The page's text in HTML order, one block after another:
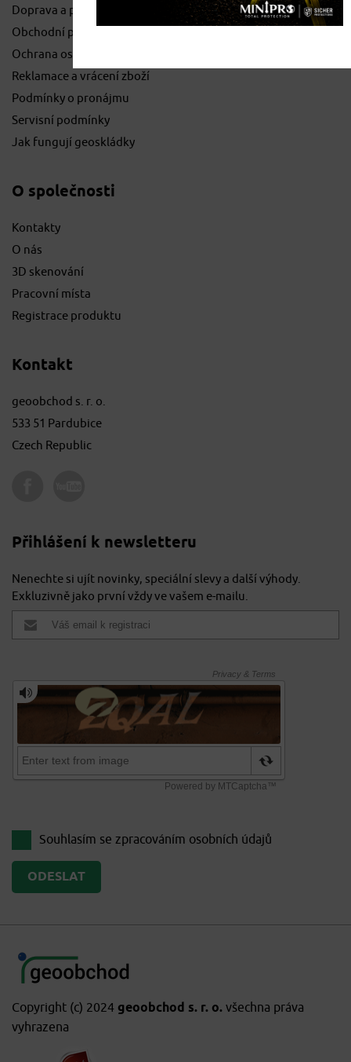
Doprava a platby
Obchodní podmínky
Ochrana osobních údajů
Reklamace a vrácení zboží
Podmínky o pronájmu
Servisní podmínky
Jak fungují geoskládky
O společnosti
Kontakty
O nás
3D skenování
Pracovní místa
Registrace produktu
Kontakt
geoobchod s. r. o.
533 51 Pardubice
Czech Republic
Přihlášení k newsletteru
Nenechte si ujít novinky, speciální slevy a další výhody.
Exkluzivně jako první vždy ve vašem e-mailu.
Souhlasím se zpracováním osobních údajů
Copyright (c) 2024 geoobchod s. r. o. všechna práva
vyhrazena